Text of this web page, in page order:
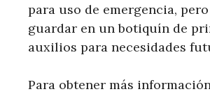
para uso de emergencia,
guardar en un botiquín de
auxilios para necesidades
Para obtener más